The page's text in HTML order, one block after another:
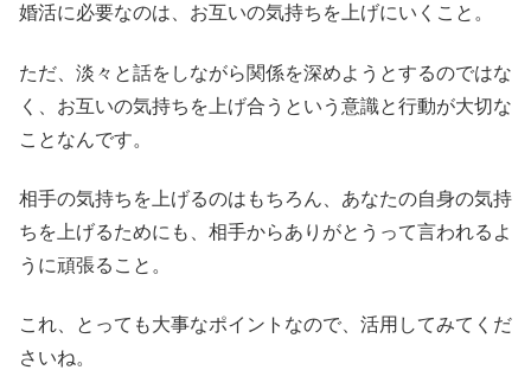
婚活に必要なのは、お互いの気持ちを上げにいくこと。
ただ、淡々と話をしながら関係を深めようとするのではな
く、お互いの気持ちを上げ合うという意識と行動が大切な
ことなんです。
相手の気持ちを上げるのはもちろん、あなたの自身の気持
ちを上げるためにも、相手からありがとうって言われるよ
うに頑張ること。
これ、とっても大事なポイントなので、活用してみてくだ
さいね。